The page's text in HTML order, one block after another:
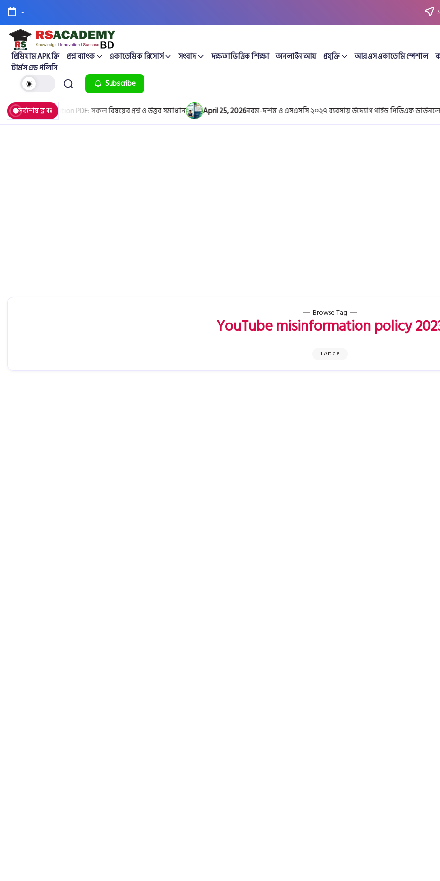
-
প্রিমিয়াম APK ফ্রি প্রশ্ন ব্যাংক একাডেমিক রিসোর্স সংবাদ দক্ষতাভিত্তিক শিক্ষা অনলাইন আয় প্রযুক্তি আর এস একাডেমি স্পেশাল
টার্মস এন্ড পলিসি
Subscribe
সর্বশেষ ব্লগঃ
& Solution PDF: সকল বিষয়ের প্রশ্ন ও উত্তর সমাধান April 25, 2026নবম-দশম ও এসএসসি ২০২৭ ব্যবসায় উদ্যোগ গাইড পিডিএফ ডাউনলোড
Browse Tag
YouTube misinformation policy
1 Article